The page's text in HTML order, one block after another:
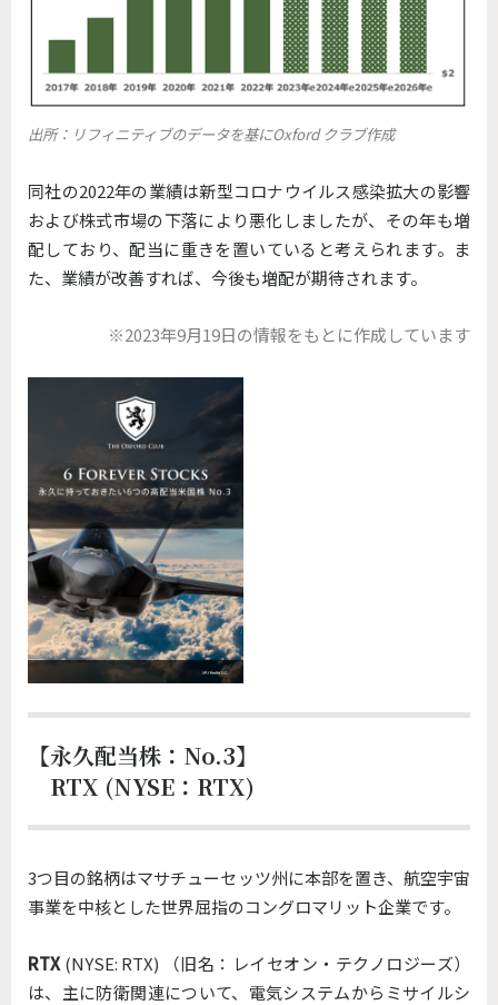
出所：リフィニティブのデータを基にOxford クラブ作成
同社の2022年の業績は新型コロナウイルス感染拡大の影響
および株式市場の下落により悪化しましたが、その年も増
配しており、配当に重きを置いていると考えられます。ま
た、業績が改善すれば、今後も増配が期待されます。
※2023年9月19日の情報をもとに作成しています
【永久配当株：No.3】
RTX (NYSE：RTX)
3つ目の銘柄はマサチューセッツ州に本部を置き、航空宇宙
事業を中核とした世界屈指のコングロマリット企業です。
RTX (NYSE: RTX) （旧名：レイセオン・テクノロジーズ）
は、主に防衛関連について、電気システムからミサイルシ